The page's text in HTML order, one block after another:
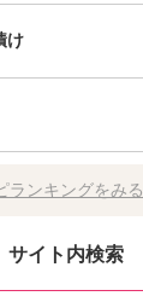
け
ランキングをみる
サイト内検索